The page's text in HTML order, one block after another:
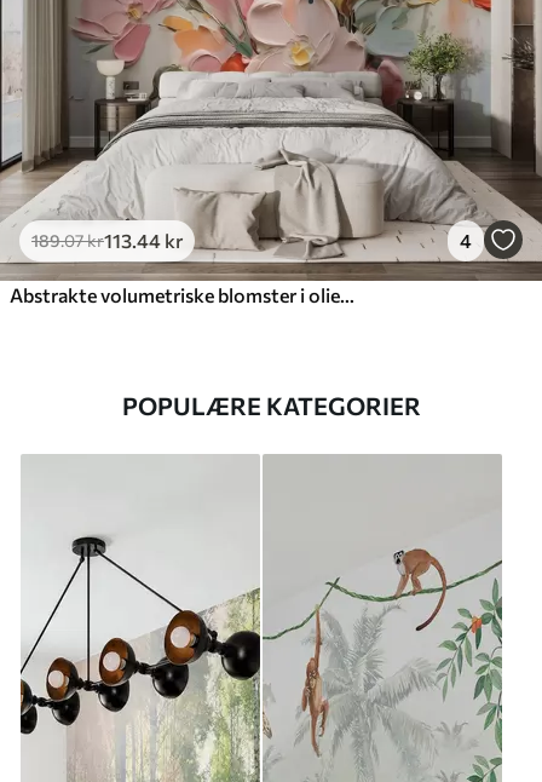
189.07kr113 .44 kr 4
POPULÆRE KATEGORIER